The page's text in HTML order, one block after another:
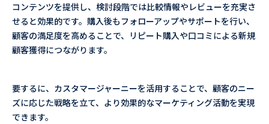
コンテンツを提供し、検討段階では比較情報やレビューを充実さ
せると効果的です。購入後もフォローアップやサポートを行い、
顧客の満足度を高めることで、リピート購入や口コミによる新規
顧客獲得につながります。
要するに、カスタマージャーニーを活用することで、顧客のニー
ズに応じた戦略を立て、より効果的なマーケティング活動を実現
できます。